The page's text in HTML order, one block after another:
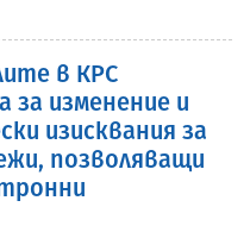
в КРС
изменение и
изисквания за
позволяващи